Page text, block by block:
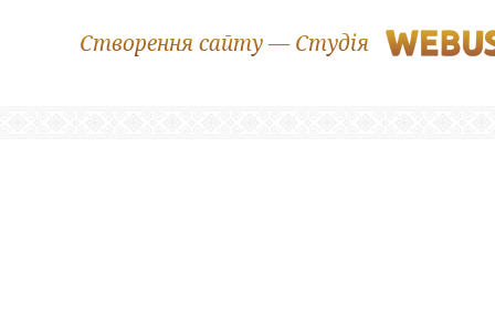
Створення сайту — Студія